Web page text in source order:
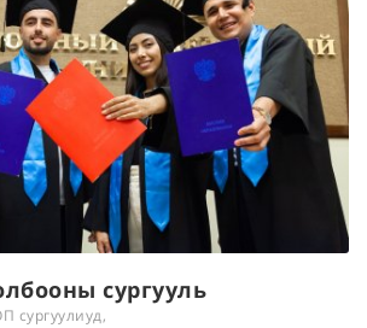
сургууль
сургуулиуд,